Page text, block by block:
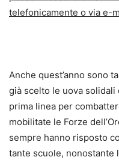
telefonicamente o via e-
Anche quest’anno sono
già scelto le uova solidali
prima linea per
mobilitate le Forze
sempre hanno risposto
tante scuole, nonostante